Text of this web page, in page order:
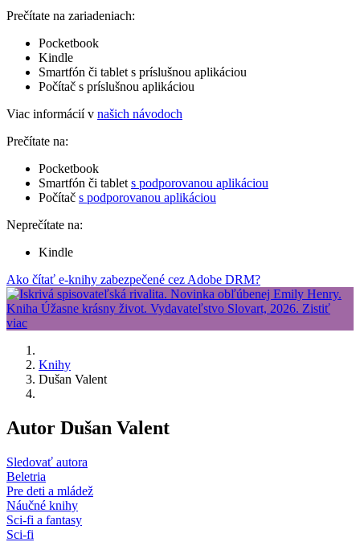
Prečítate na zariadeniach:
Pocketbook
Kindle
Smartfón či tablet s príslušnou aplikáciou
Počítač s príslušnou aplikáciou
Viac informácií v našich návodoch
Prečítate na:
Pocketbook
Smartfón či tablet s podporovanou aplikáciou
Počítač s podporovanou aplikáciou
Neprečítate na:
Kindle
Ako čítať e-knihy zabezpečené cez Adobe DRM?
Knihy
Dušan Valent
Autor Dušan Valent
Sledovať autora
Beletria
Pre deti a mládež
Náučné knihy
Sci-fi a fantasy
Sci-fi